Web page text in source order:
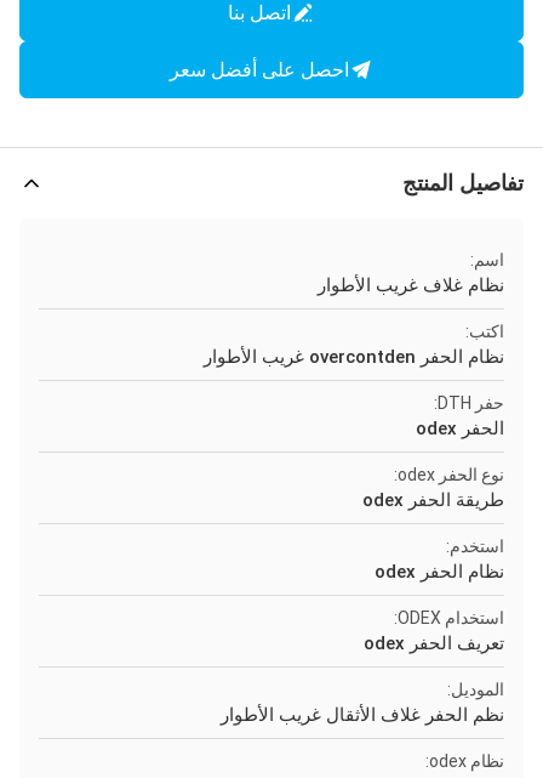
اتصل بنا
احصل على أفضل سعر
تفاصيل المنتج
اسم:
نظام غلاف غريب الأطوار
اكتب:
نظام الحفر overcontden غريب الأطوار
حفر DTH:
الحفر odex
نوع الحفر odex:
طريقة الحفر odex
استخدم:
نظام الحفر odex
استخدام ODEX:
تعريف الحفر odex
الموديل:
نظم الحفر غلاف الأثقال غريب الأطوار
نظام odex: